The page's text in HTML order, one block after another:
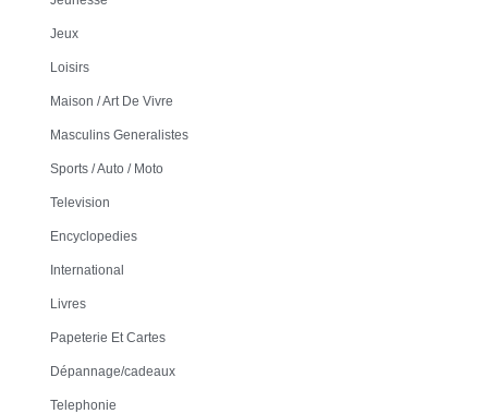
Jeux
Loisirs
Maison / Art De Vivre
Masculins Generalistes
Sports / Auto / Moto
Television
Encyclopedies
International
Livres
Papeterie Et Cartes
Dépannage/cadeaux
Telephonie